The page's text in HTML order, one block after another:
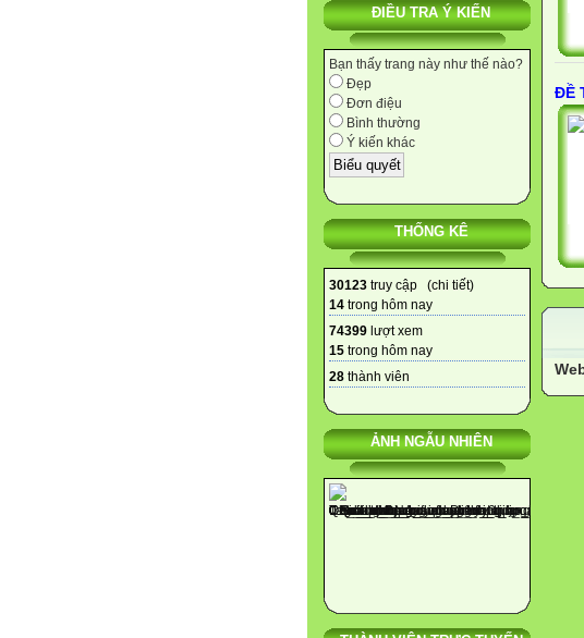
ĐIỀU TRA Ý KIẾN
Bạn thấy trang này như thế nào?
Đẹp
Đơn điệu
Bình thường
Ý kiến khác
THỐNG KÊ
30123 truy cập (chi tiết)
14 trong hôm nay
74399 lượt xem
15 trong hôm nay
28 thành viên
ẢNH NGẪU NHIÊN
ĐỀ